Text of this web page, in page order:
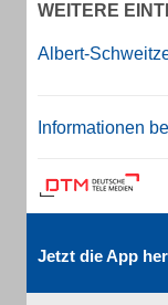
WEITERE
Albert-
Informationen
Jetzt die App